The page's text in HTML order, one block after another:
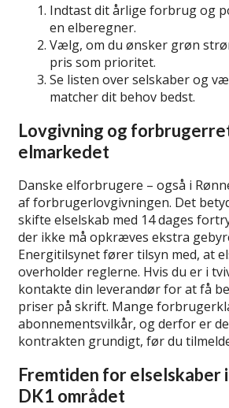
Indtast dit årlige forbrug og
en elberegner.
Vælg, om du ønsker grøn
pris som prioritet.
Se listen over selskaber og
matcher dit behov bedst.
Lovgivning og
elmarkedet
Danske elforbrugere – også i
af forbrugerlovgivningen. Det
skifte elselskab med 14 dages
der ikke må opkræves ekstra
Energitilsynet fører tilsyn med, at
overholder reglerne. Hvis du er i
kontakte din leverandør for at få
priser på skrift. Mange
abonnementsvilkår, og derfor er
kontrakten grundigt, før du
Fremtiden for elselskaber
DK1 området